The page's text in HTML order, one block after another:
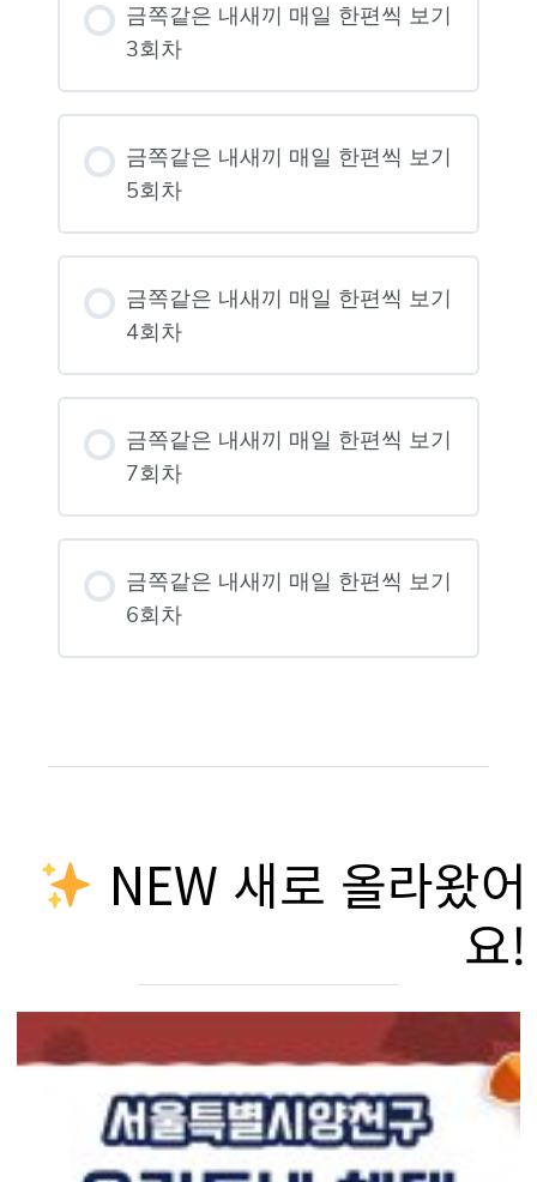
금쪽같은 내새끼 매일 한편씩 보기
3회차
금쪽같은 내새끼 매일 한편씩 보기
5회차
금쪽같은 내새끼 매일 한편씩 보기
4회차
금쪽같은 내새끼 매일 한편씩 보기
7회차
금쪽같은 내새끼 매일 한편씩 보기
6회차
NEW 새로 올라왔어
요!